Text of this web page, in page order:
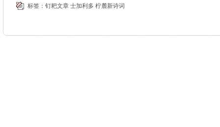
标签： 钉耙文章 士加利多 柠麓新诗词